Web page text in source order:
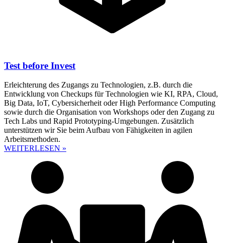
Test before Invest
Erleichterung des Zugangs zu Technologien, z.B. durch die
Entwicklung von Checkups für Technologien wie KI, RPA, Cloud,
Big Data, IoT, Cybersicherheit oder High Performance Computing
sowie durch die Organisation von Workshops oder den Zugang zu
Tech Labs und Rapid Prototyping-Umgebungen. Zusätzlich
unterstützen wir Sie beim Aufbau von Fähigkeiten in agilen
Arbeitsmethoden.
WEITERLESEN »